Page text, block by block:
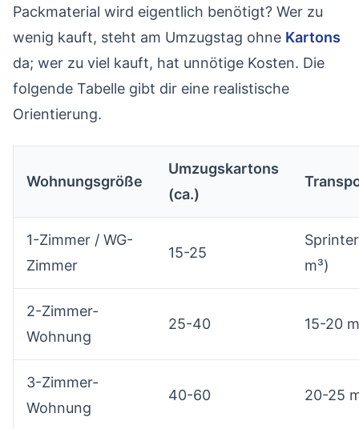
Packmaterial wird eigentlich benötigt? Wer zu
wenig kauft, steht am Umzugstag ohne Kartons
da; wer zu viel kauft, hat unnötige Kosten. Die
folgende Tabelle gibt dir eine realistische
Orientierung.
Wohnungsgröße
Umzugskartons
(ca.)
1-Zimmer / WG-
Zimmer
15-25
m³)
2-Zimmer-
Wohnung
25-40 15-20
3-Zimmer-
Wohnung
40-60 20-25